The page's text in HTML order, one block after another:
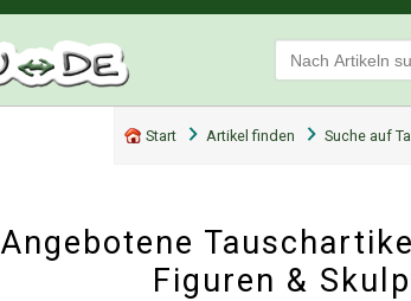
Start Artikel finden Suche auf
Angebotene
Figuren &